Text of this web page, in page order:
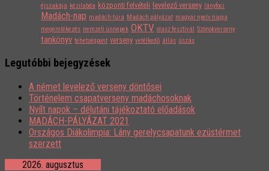
éjszakája kézilabda központi felvételi levelező verseny lányfoci
Madách-nap madách-túra Madách pályázat magyar nyelv napja
megemlékezés nemzeti ünnepek OKTV olasz fesztivál Szónokverseny
tankönyv tehetségpont verseny vetélkedő állás úszás
Legutóbbi bejegyzések
A német levelező verseny döntősei
Történelem csapatverseny madáchosoknak
Nyílt napok – délutáni tájékoztató előadások
MADÁCH-PÁLYÁZAT 2021
Országos Diákolimpia: Lány gerelycsapatunk ezüstérmet
szerzett
2026. augusztus